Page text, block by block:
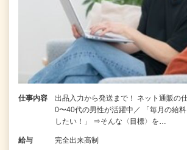
仕事内容
出品入力から発送まで！ ネット通販の
0〜40代の男性が活躍中／ 「毎月の給料
したい！」 ⇒そんな〈目標〉を…
給与 完全出来高制